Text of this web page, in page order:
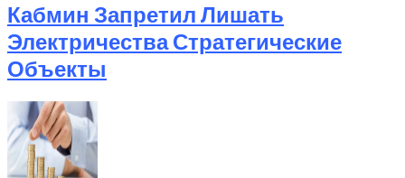
Кабмин Запретил Лишать
Электричества Стратегические
Объекты